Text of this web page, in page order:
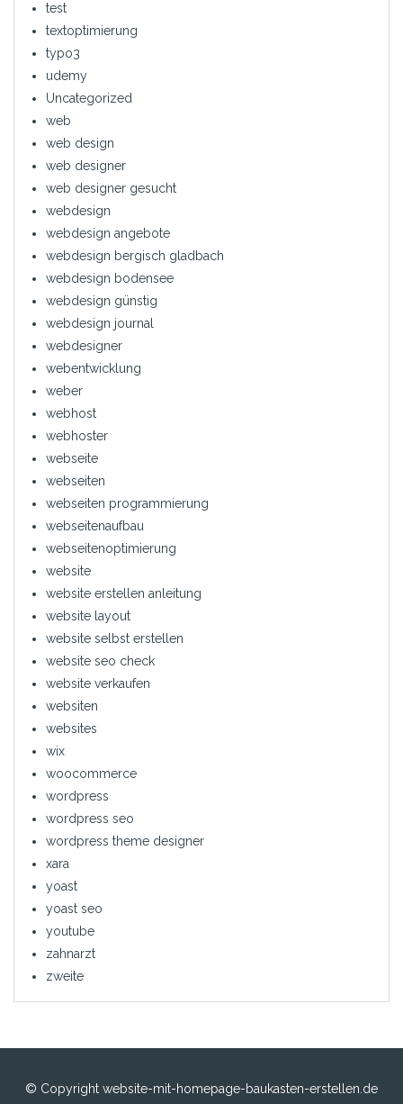
test
textoptimierung
typo3
udemy
Uncategorized
web
web design
web designer
web designer gesucht
webdesign
webdesign angebote
webdesign bergisch gladbach
webdesign bodensee
webdesign günstig
webdesign journal
webdesigner
webentwicklung
weber
webhost
webhoster
webseite
webseiten
webseiten programmierung
webseitenaufbau
webseitenoptimierung
website
website erstellen anleitung
website layout
website selbst erstellen
website seo check
website verkaufen
websiten
websites
wix
woocommerce
wordpress
wordpress seo
wordpress theme designer
xara
yoast
yoast seo
youtube
zahnarzt
zweite
© Copyright website-mit-homepage-baukasten-erstellen.de